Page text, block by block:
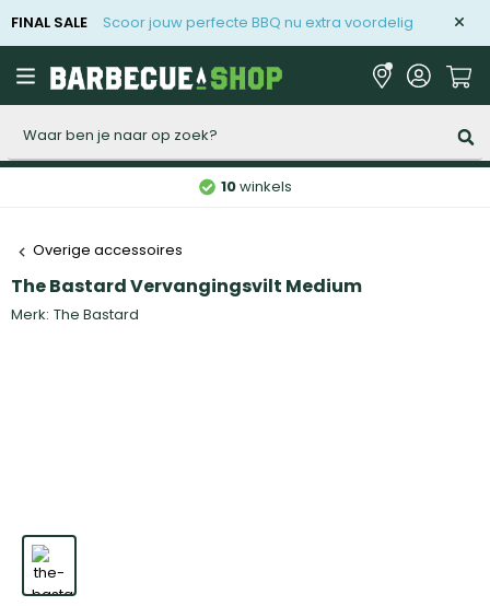
FINAL SALE Scoor jouw perfecte BBQ nu extra voordelig
10winkels
Overige accessoires
The Bastard Vervangingsvilt Medium
Merk: The Bastard